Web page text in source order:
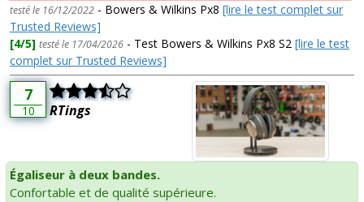
testé le 16/12/2022 - Bowers & Wilkins Px8 [lire le test complet sur
Trusted Reviews]
[4/5] testé le 17/04/2026 - Test Bowers & Wilkins Px8 S2 [lire le test
complet sur Trusted Reviews]
7
10 RTings
Égaliseur à deux bandes.
Confortable et de qualité supérieure.